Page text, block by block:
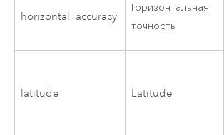
horizontal_accuracy
Горизонтальная
точность
latitude Latitude